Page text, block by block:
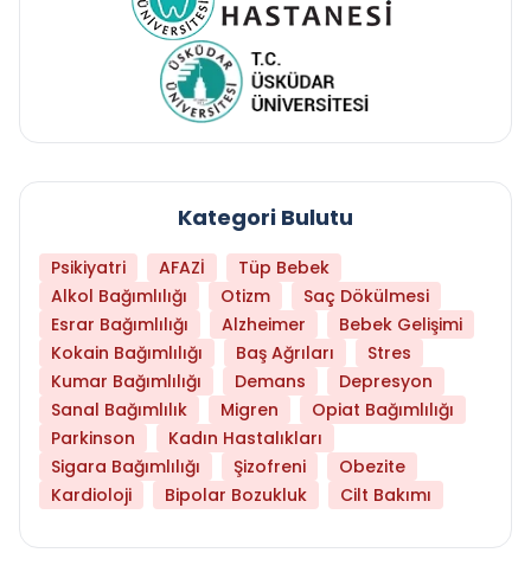
Kategori Bulutu
Psikiyatri AFAZİ
Tüp Bebek
Alkol Bağımlılığı
Otizm
Saç Dökülmesi
Esrar Bağımlılığı
Alzheimer
Bebek Gelişimi
Kokain Bağımlılığı
Baş Ağrıları
Stres
Kumar Bağımlılığı
Demans
Depresyon
Sanal Bağımlılık
Migren
Opiat Bağımlılığı
Parkinson
Kadın Hastalıkları
Sigara Bağımlılığı
Şizofreni
Obezite
Kardioloji
Bipolar Bozukluk Cilt Bakımı